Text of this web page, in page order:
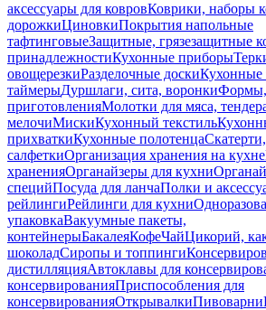
аксессуары для ковровКоврики, наборы
дорожкиЦиновкиПокрытия напольные
тафтинговыеЗащитные, грязезащитные
принадлежностиКухонные приборы
овощерезкиРазделочные доскиКухонные
таймерыДуршлаги, сита, воронкиФормы,
приготовленияМолотки для мяса,
мелочиМискиКухонный текстиль
прихваткиКухонные полотенца
салфеткиОрганизация хранения на кухне
храненияОрганайзеры для кухни
специйПосуда для ланчаПолки и
рейлингиРейлинги для кухни
упаковкаВакуумные пакеты,
контейнерыБакалеяКофеЧайЦикорий,
шоколадСиропы и топпинги
дистилляцияАвтоклавы для
консервированияПриспособления для
консервированияОткрывалкиПивоварни